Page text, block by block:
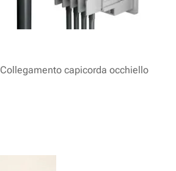
Collegamento capicorda occhiello